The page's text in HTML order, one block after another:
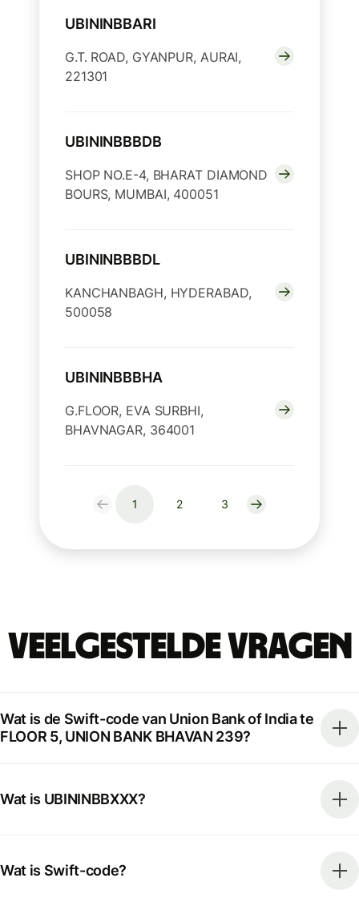
UBININBBARI
G.T. ROAD, GYANPUR, AURAI,
221301
UBININBBBDB
SHOP NO.E-4, BHARAT DIAMOND
BOURS, MUMBAI, 400051
UBININBBBDL
KANCHANBAGH, HYDERABAD,
500058
UBININBBBHA
G.FLOOR, EVA SURBHI,
BHAVNAGAR, 364001
1 2 3
Veelgestelde vragen
Wat is de Swift-code van Union Bank of India te
FLOOR 5, UNION BANK BHAVAN 239?
Wat is UBININBBXXX?
Wat is Swift-code?